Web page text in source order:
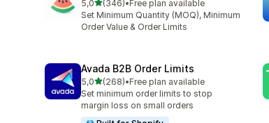
5,05 yıldız üzerinden
(346)
toplam 346 değerlendirme
•Free plan available
Set Minimum Quantity (MOQ), Minimum
Order Value & Order Limits
Avada B2B Order Limits
5,05 yıldız üzerinden
(268)
toplam 268 değerlendirme
•Free plan available
Set minimum order limits to stop
margin loss on small orders